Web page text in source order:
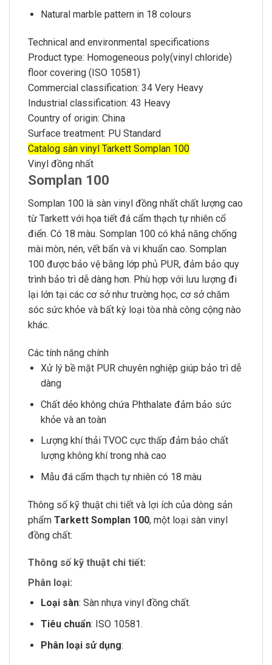
Natural marble pattern in 18 colours
Technical and environmental specifications
Product type: Homogeneous poly(vinyl chloride)
floor covering (ISO 10581)
Commercial classification: 34 Very Heavy
Industrial classification: 43 Heavy
Country of origin: China
Surface treatment: PU Standard
Catalog sàn vinyl Tarkett Somplan 100
Vinyl đồng nhất
Somplan 100
Somplan 100 là sàn vinyl đồng nhất chất lượng cao
từ Tarkett với họa tiết đá cẩm thạch tự nhiên cổ
điển. Có 18 màu. Somplan 100 có khả năng chống
mài mòn, nén, vết bẩn và vi khuẩn cao. Somplan
100 được bảo vệ bằng lớp phủ PUR, đảm bảo quy
trình bảo trì dễ dàng hơn. Phù hợp với lưu lượng đi
lại lớn tại các cơ sở như trường học, cơ sở chăm
sóc sức khỏe và bất kỳ loại tòa nhà công cộng nào
khác.
Các tính năng chính
Xử lý bề mặt PUR chuyên nghiệp giúp bảo trì dễ
dàng
Chất dẻo không chứa Phthalate đảm bảo sức
khỏe và an toàn
Lượng khí thải TVOC cực thấp đảm bảo chất
lượng không khí trong nhà cao
Mẫu đá cẩm thạch tự nhiên có 18 màu
Thông số kỹ thuật chi tiết và lợi ích của dòng sản
phẩm Tarkett Somplan 100, một loại sàn vinyl
đồng chất:
Thông số kỹ thuật chi tiết:
Phân loại:
Loại sàn: Sàn nhựa vinyl đồng chất.
Tiêu chuẩn: ISO 10581.
Phân loại sử dụng: